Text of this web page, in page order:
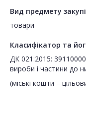
Вид предмету
товари
Класифікатор та
ДК 021:2015:
вироби і частини до
(міські кошти –